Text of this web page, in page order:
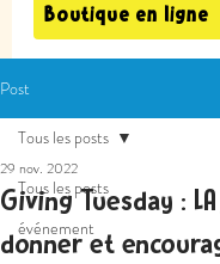
Boutique en ligne
Post
Tous les posts
événement
Tous les posts
Giving Tuesday :
donner et
29 nov. 2022